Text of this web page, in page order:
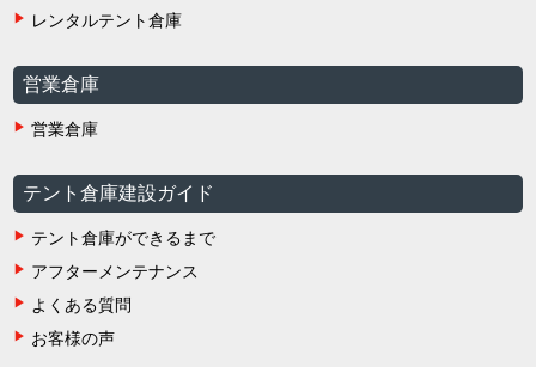
レンタルテント倉庫
営業倉庫
営業倉庫
テント倉庫建設ガイド
テント倉庫ができるまで
アフターメンテナンス
よくある質問
お客様の声